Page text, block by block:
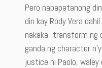
Pero napapatanong
din kay Rody Vera
nakaka- transform ng
ganda ng character
justice ni Paolo, waley